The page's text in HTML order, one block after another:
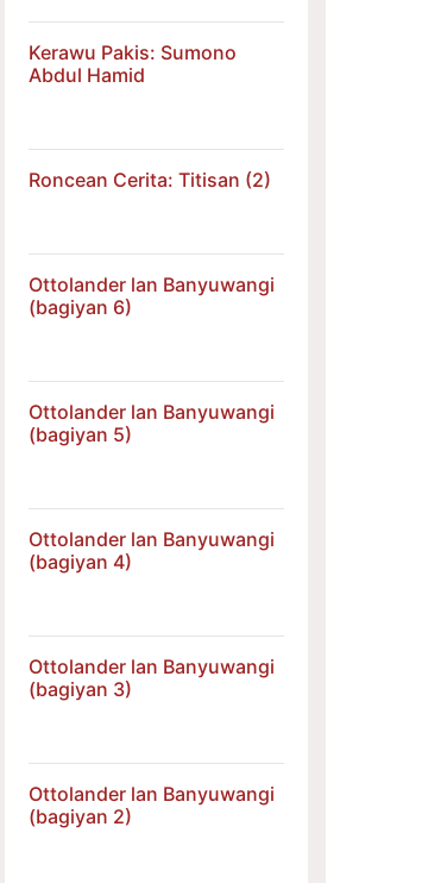
Kerawu Pakis: Sumono
Abdul Hamid
Roncean Cerita: Titisan (2)
Ottolander lan Banyuwangi
(bagiyan 6)
Ottolander lan Banyuwangi
(bagiyan 5)
Ottolander lan Banyuwangi
(bagiyan 4)
Ottolander lan Banyuwangi
(bagiyan 3)
Ottolander lan Banyuwangi
(bagiyan 2)